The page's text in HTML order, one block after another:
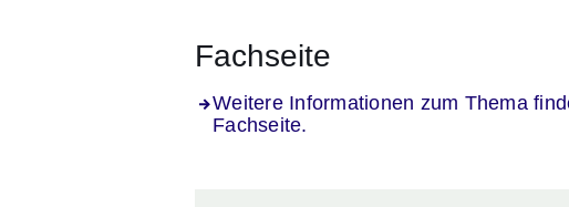
Fachseite
Weitere Informationen zum Thema
Fachseite.